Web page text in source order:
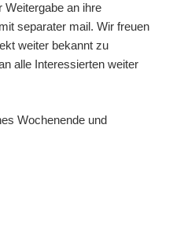
Weitergabe an ihre
separater mail. Wir freuen
weiter bekannt zu
alle Interessierten weiter
Wochenende und